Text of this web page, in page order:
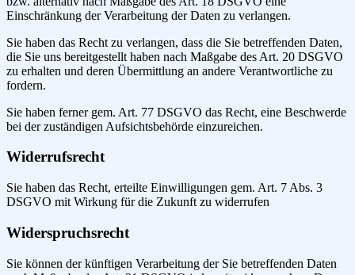
Einschränkung der Verarbeitung der Daten zu verlangen.
Sie haben das Recht zu verlangen, dass die Sie betreffenden Daten,
die Sie uns bereitgestellt haben nach Maßgabe des Art. 20 DSGVO
zu erhalten und deren Übermittlung an andere Verantwortliche zu
fordern.
Sie haben ferner gem. Art. 77 DSGVO das Recht, eine Beschwerde
bei der zuständigen Aufsichtsbehörde einzureichen.
Widerrufsrecht
Sie haben das Recht, erteilte Einwilligungen gem. Art. 7 Abs. 3
DSGVO mit Wirkung für die Zukunft zu widerrufen
Widerspruchsrecht
Sie können der künftigen Verarbeitung der Sie betreffenden Daten